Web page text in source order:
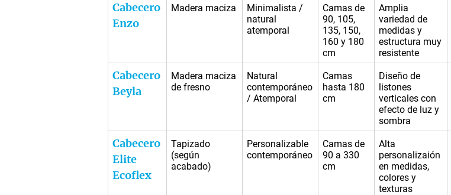
Cabecero
Enzo
Madera maciza
Minimalista /
natural
atemporal
Camas de
90, 105,
135, 150,
160 y 180
cm
Amplia
variedad de
medidas y
estructura muy
resistente
Cabecero
Beyla
Madera maciza
de fresno
Natural
contemporáneo
/ Atemporal
Camas
hasta 180
cm
Diseño de
listones
verticales con
efecto de luz y
sombra
Cabecero
Elite
Ecoflex
Tapizado
(según
acabado)
Personalizable
contemporáneo
Camas de
90 a 330
cm
Alta
personalizaión
en medidas,
colores y
texturas